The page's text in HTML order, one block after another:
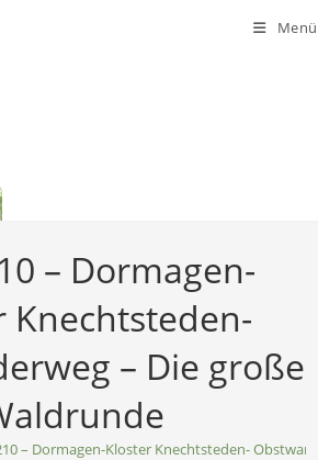
Menü
– Dormagen-
Knechtsteden-
– Die große
– Dormagen-Kloster Knechtsteden-